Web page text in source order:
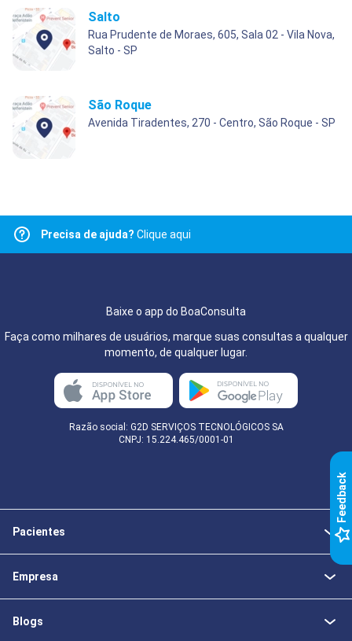
Salto
Rua Prudente de Moraes, 605, Sala 02 - Vila Nova,
Salto - SP
São Roque
Avenida Tiradentes, 270 - Centro, São Roque - SP
Precisa de ajuda? Clique aqui
Baixe o app do BoaConsulta
Faça como milhares de usuários, marque suas consultas a qualquer
momento, de qualquer lugar.
Razão social: G2D SERVIÇOS TECNOLÓGICOS SA
CNPJ: 15.224.465/0001-01
Pacientes
Empresa
Blogs
k